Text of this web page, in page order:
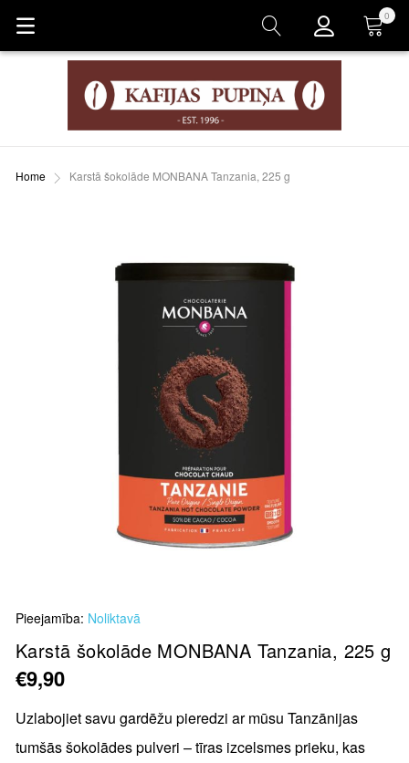
Grozs
0
Home Karstā šokolāde MONBANA Tanzania, 225 g
to
the
of
the
gallery
Pieejamība: Noliktavā
Karstā šokolāde MONBANA Tanzania, 225 g
€9,90
Uzlabojiet savu gardēžu pieredzi ar mūsu Tanzānijas
tumšās šokolādes pulveri – tīras izcelsmes prieku, kas